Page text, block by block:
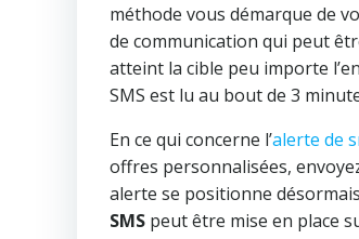
méthode vous démarque de
de communication qui peut
atteint la cible peu importe
SMS est lu au bout de 3
En ce qui concerne l’alerte de
offres personnalisées,
alerte se positionne
SMS peut être mise en place